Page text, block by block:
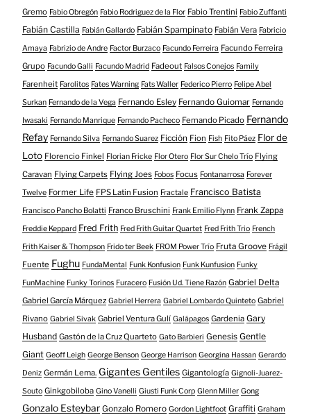
Gremo Fabio Obregón Fabio Rodriguez de la Flor Fabio Trentini Fabio Zuffanti
Fabián Castilla Fabián Gallardo Fabián Spampinato Fabián Vera Fabricio
Amaya Fabrizio de Andre Factor Burzaco Facundo Ferreira Facundo Ferreira
Grupo Facundo Galli Facundo Madrid Fadeout Falsos Conejos Family
Farenheit Farolitos Fates Warning Fats Waller Federico Pierro Felipe Abel
Surkan Fernando de la Vega Fernando Esley Fernando Guiomar Fernando
Iwasaki Fernando Manrique Fernando Pacheco Fernando Picado Fernando
Refay Fernando Silva Fernando Suarez Ficción Fion Fish Fito Páez Flor de
Loto Florencio Finkel Florian Fricke Flor Otero Flor Sur Chelo Trío Flying
Caravan Flying Carpets Flying Joes Fobos Focus Fontanarrosa Forever
Twelve Former Life FPS Latin Fusion Fractale Francisco Batista
Francisco Pancho Bolatti Franco Bruschini Frank Emilio Flynn Frank Zappa
Freddie Keppard Fred Frith Fred Frith Guitar Quartet Fred Frith Trio French
Frith Kaiser & Thompson Frido ter Beek FROM Power Trío Fruta Groove Frágil
Fuente Fughu FundaMental Funk Konfusion Funk Kunfusion Funky
FunMachine Funky Torinos Furacero Fusión Ud. Tiene Razón Gabriel Delta
Gabriel García Márquez Gabriel Herrera Gabriel Lombardo Quinteto Gabriel
Rivano Gabriel Sivak Gabriel Ventura Gulí Galápagos Gardenia Gary
Husband Gastón de la Cruz Quarteto Gato Barbieri Genesis Gentle
Giant Geoff Leigh George Benson George Harrison Georgina Hassan Gerardo
Deniz Germán Lema. Gigantes Gentiles Gigantología Gignoli-Juarez-
Souto Ginkgobiloba Gino Vanelli Giusti Funk Corp Glenn Miller Gong
Gonzalo Esteybar Gonzalo Romero Gordon Lightfoot Graffiti Graham